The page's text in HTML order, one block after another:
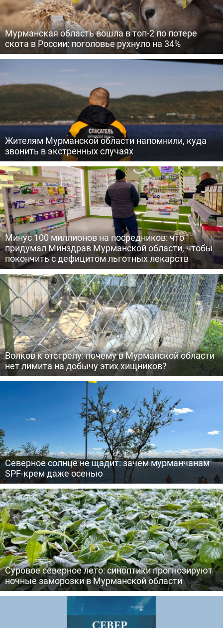
Мурманская область вошла в топ-2 по потере
скота в России: поголовье рухнуло на 34%
Жителям Мурманской области напомнили, куда
звонить в экстренных случаях
Минус 100 миллионов на посредников: что
придумал Минздрав Мурманской области, чтобы
покончить с дефицитом льготных лекарств
Волков к отстрелу: почему в Мурманской области
нет лимита на добычу этих хищников?
Северное солнце не щадит: зачем мурманчанам
SPF-крем даже осенью
Суровое северное лето: синоптики прогнозируют
ночные заморозки в Мурманской области